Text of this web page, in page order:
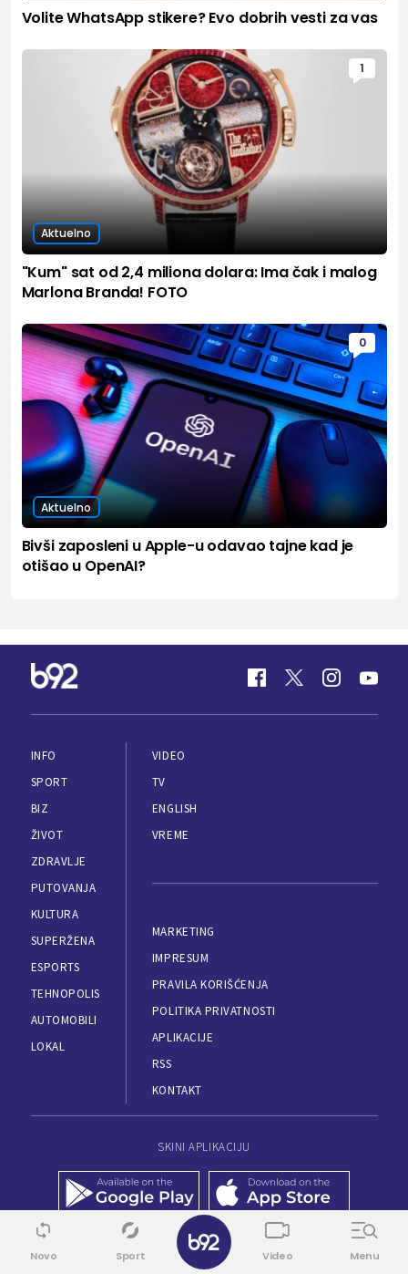
Volite WhatsApp stikere? Evo dobrih vesti za vas
1
Aktuelno
"Kum" sat od 2,4 miliona dolara: Ima čak i malog
Marlona Branda! FOTO
0
Aktuelno
Bivši zaposleni u Apple-u odavao tajne kad je
otišao u OpenAI?
INFO
SPORT
BIZ
ŽIVOT
ZDRAVLJE
PUTOVANJA
KULTURA
SUPERŽENA
ESPORTS
TEHNOPOLIS
AUTOMOBILI
LOKAL
VIDEO
TV
ENGLISH
VREME
MARKETING
IMPRESUM
PRAVILA KORIŠĆENJA
POLITIKA PRIVATNOSTI
APLIKACIJE
RSS
KONTAKT
SKINI APLIKACIJU
© 1995 - 2026, B92
Novo Sport Video Menu